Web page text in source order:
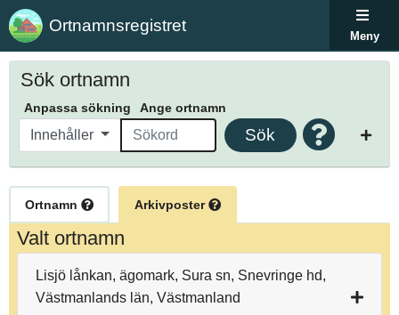
Ortnamnsregistret
Meny
Sök ortnamn
Anpassa sökning Ange ortnamn
Innehåller Sök
Ortnamn Arkivposter
Valt ortnamn
Lisjö lånkan, ägomark, Sura sn, Snevringe hd,
Västmanlands län, Västmanland